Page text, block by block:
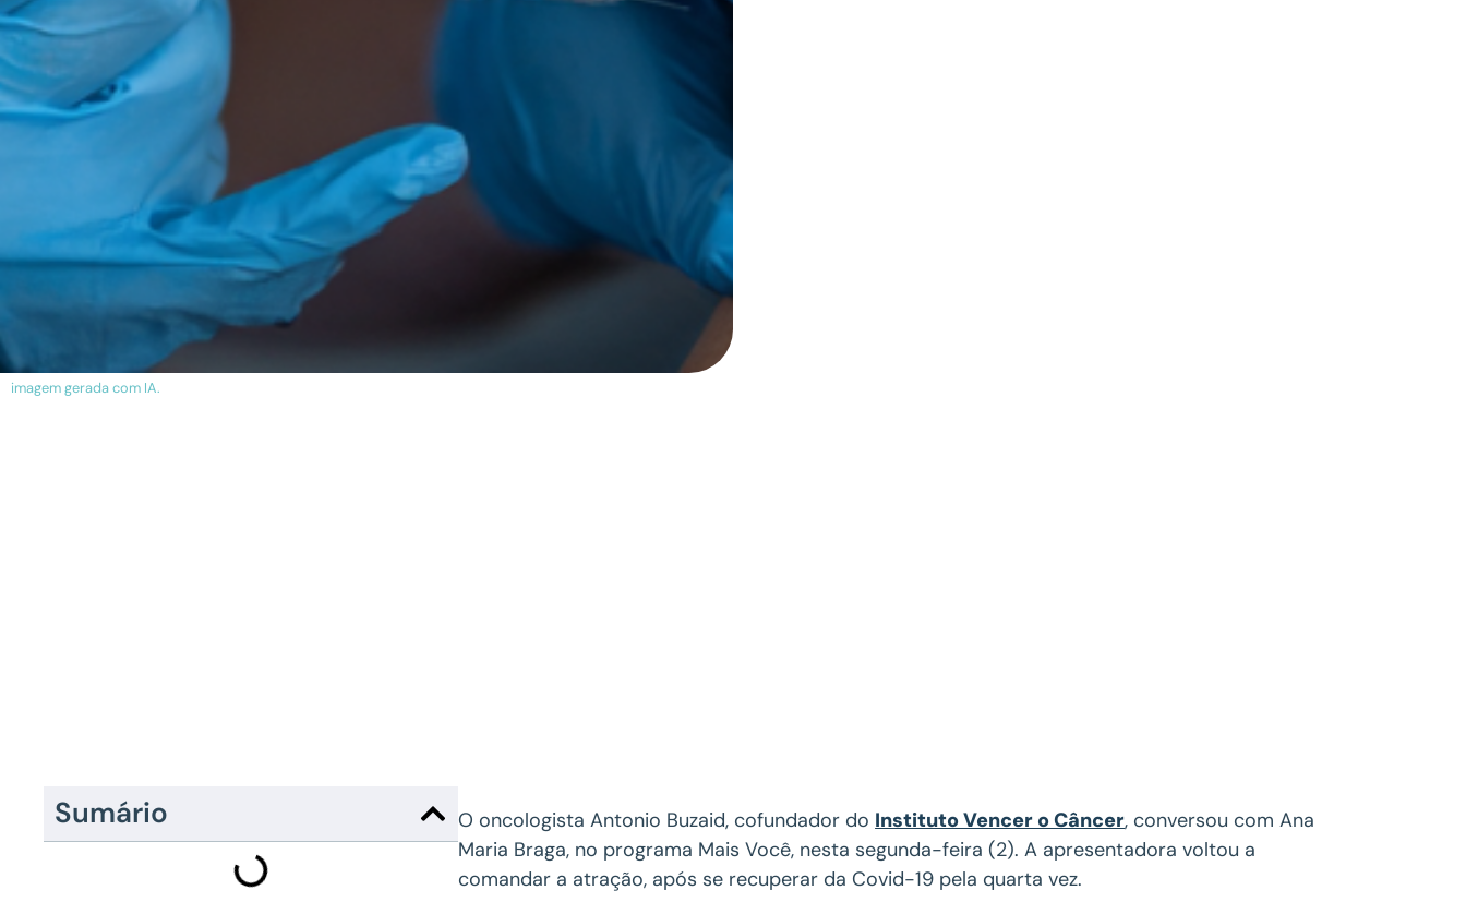
imagem gerada com IA.
Sumário O oncologista Antonio Buzaid, cofundador do Instituto Vencer o Câncer, conversou com Ana
Maria Braga, no programa Mais Você, nesta segunda-feira (2). A apresentadora voltou a
comandar a atração, após se recuperar da Covid-19 pela quarta vez.